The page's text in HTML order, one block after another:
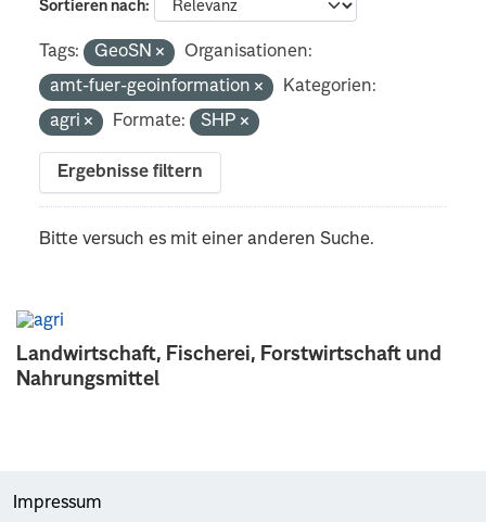
Landwirtschaft, Fischerei, Forstwirtschaft und
Nahrungsmittel
Sortieren nach
Tags: GeoSN
Organisationen:
amt-fuer-geoinformation
Kategorien:
agri
Formate: SHP
Ergebnisse filtern
Bitte versuch es mit einer anderen Suche.
Impressum